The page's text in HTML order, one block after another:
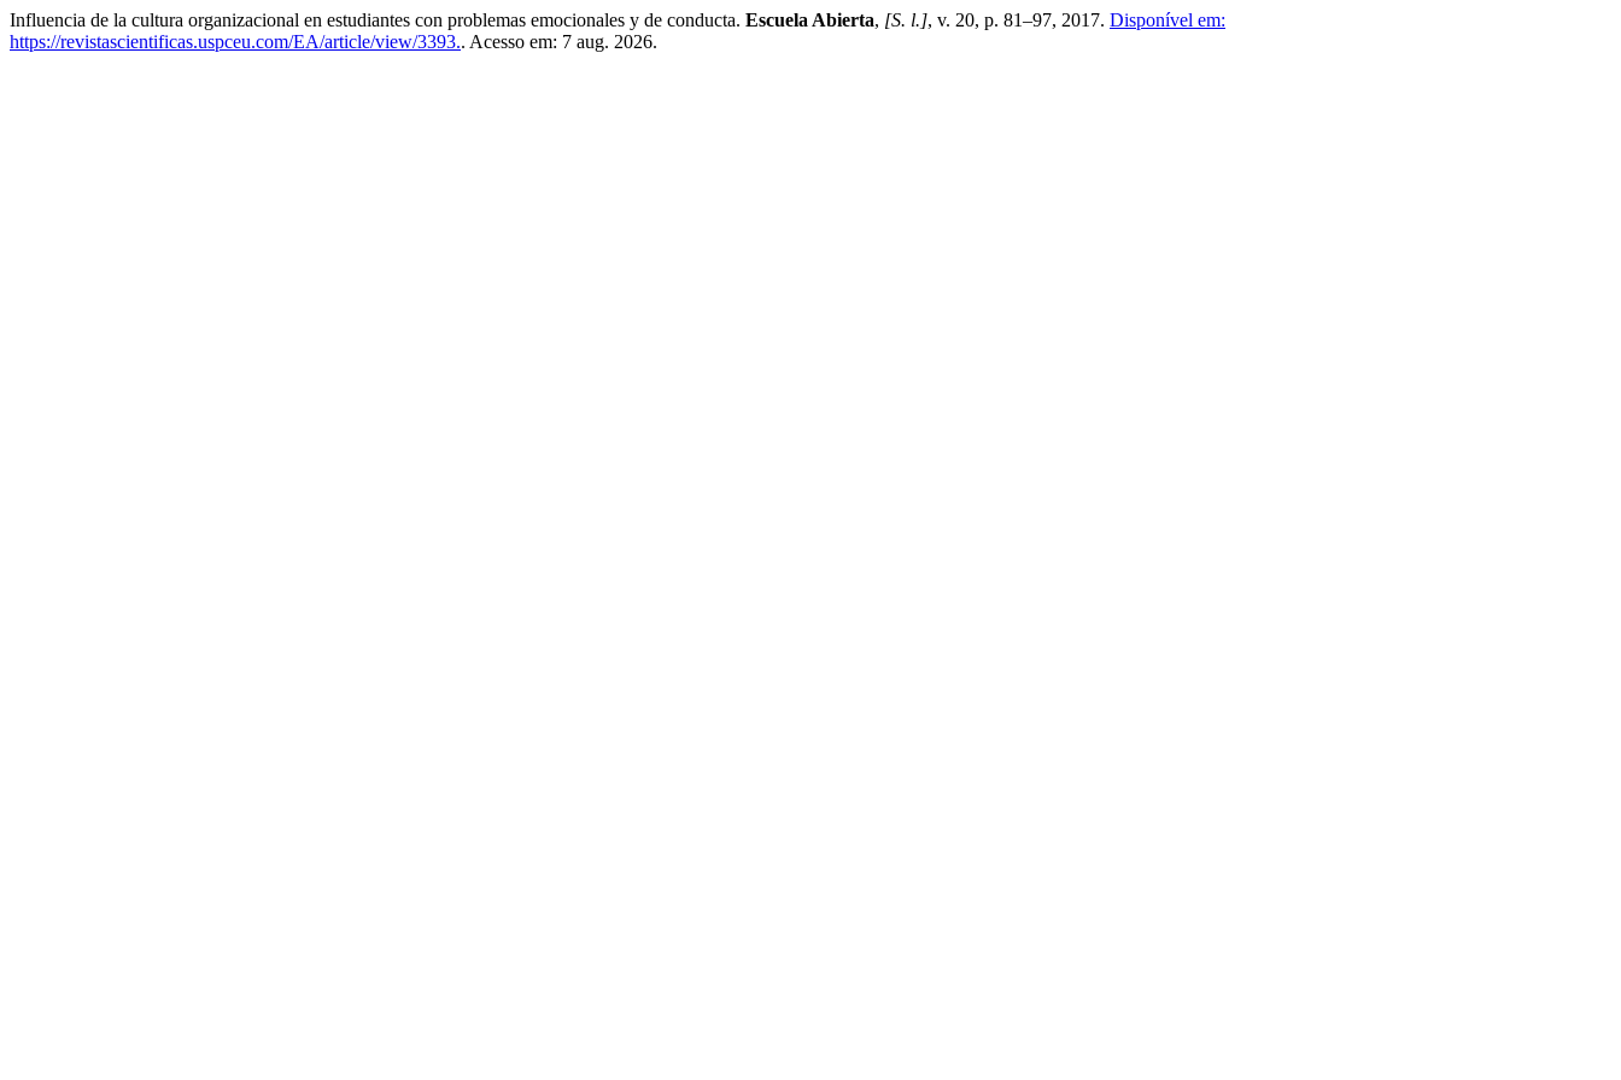
Influencia de la cultura organizacional en estudiantes con problemas emocionales y de conducta. Escuela Abierta, [S. l.], v. 20, p. 81–97, 2017. Disponível em:
https://revistascientificas.uspceu.com/EA/article/view/3393.. Acesso em: 7 aug. 2026.